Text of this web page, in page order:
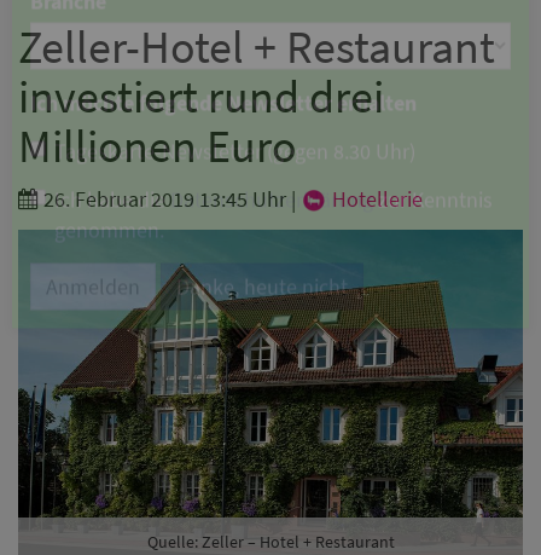
Zeller-Hotel + Restaurant
investiert rund drei
Millionen Euro
26. Februar 2019 13:45 Uhr | Hotellerie
Quelle: Zeller – Hotel + Restaurant
Nachname
E-Mail*
Branche
Ich möchte folgende Newsletter erhalten
Tageskarte-Newsletter (gegen 8.30 Uhr)
Ich habe dieDatenschutzerklärungzur Kenntnis
genommen.
Anmelden Danke, heute nicht